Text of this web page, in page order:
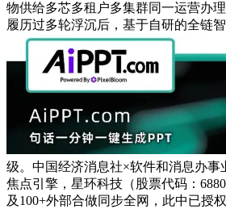
物供给多芯多租户多集群同一运营办
履历过多轮浮沉后，基于自研的全链
级。中国经济消息社×软件和消息办
焦点引擎，星环科技（股票代码：
及100+外部合做同步全网，此中已授